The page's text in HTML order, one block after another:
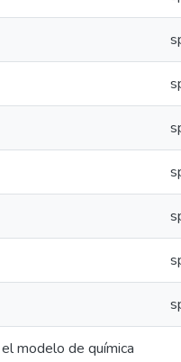
modelo de química